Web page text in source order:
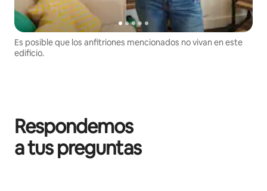
Es posible que los anfitriones mencionados no vivan en este
edificio.
Respondemos
a tus preguntas